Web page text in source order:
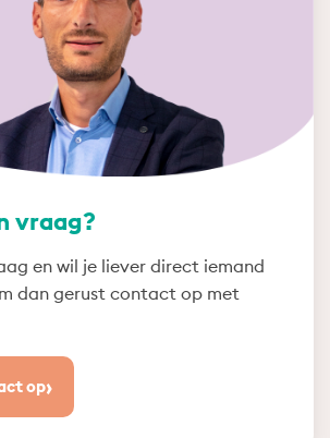
vraag?
en wil je liever direct iemand
dan gerust contact op met
op›